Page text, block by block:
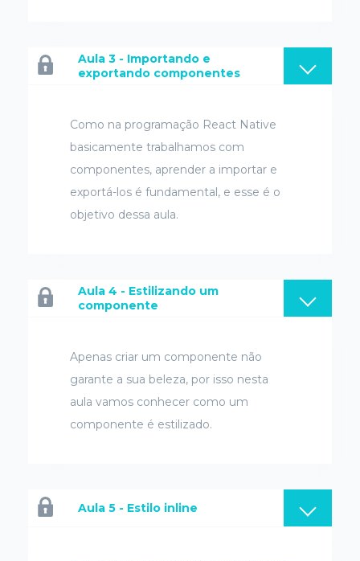
Aula 3 - Importando e
exportando componentes
Como na programação React Native
basicamente trabalhamos com
componentes, aprender a importar e
exportá-los é fundamental, e esse é o
objetivo dessa aula.
Aula 4 - Estilizando um
componente
Apenas criar um componente não
garante a sua beleza, por isso nesta
aula vamos conhecer como um
componente é estilizado.
Aula 5 - Estilo inline